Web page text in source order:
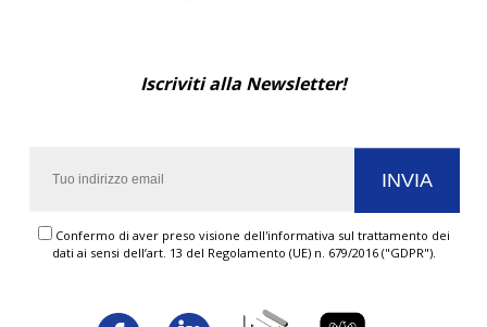
Iscriviti alla Newsletter!
Confermo di aver preso visione dell'informativa sul trattamento dei
dati ai sensi dell’art. 13 del Regolamento (UE) n. 679/2016 ("GDPR").